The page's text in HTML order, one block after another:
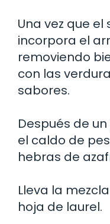
Una vez que
incorpora el
removiendo
con las
sabores.
Después de
el caldo de
hebras de
Lleva la
hoja de laurel.